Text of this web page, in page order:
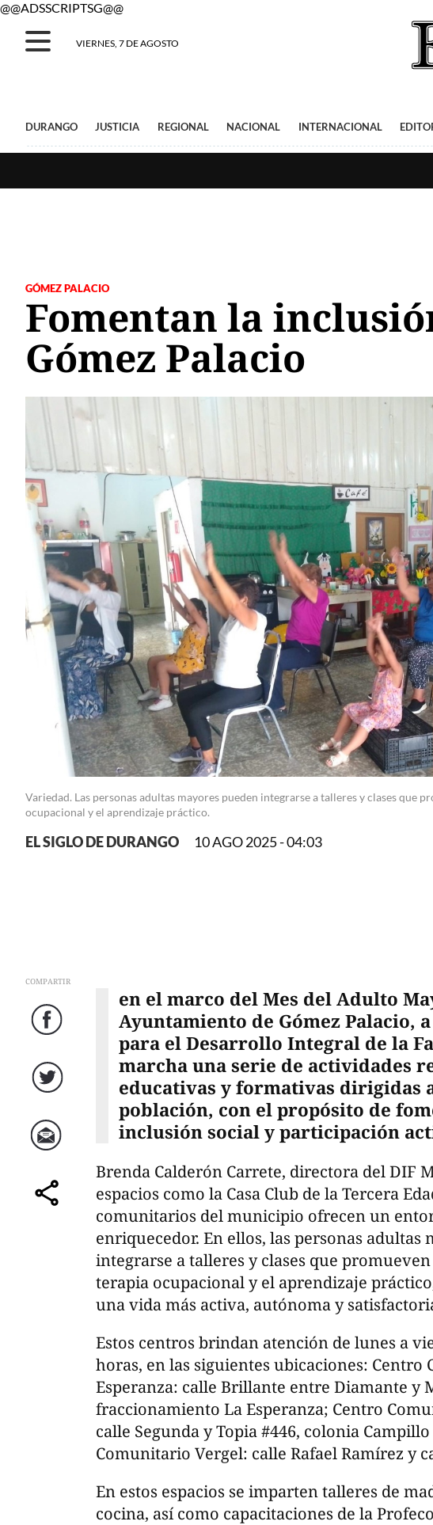
@@ADSSCRIPTSG@@
VIERNES, 7 DE AGOSTO
DURANGO JUSTICIA REGIONAL NACIONAL INTERNACIONAL
GÓMEZ PALACIO
Fomentan la
Gómez Palacio
Variedad. Las personas adultas mayores pueden integrarse a talleres y clases que
ocupacional y el aprendizaje práctico.
EL SIGLO DE DURANGO 10 AGO 2025 - 04:03
COMPARTIR
Facebook
Twitter
Correo
comparte
en el marco del Mes del Adulto
Ayuntamiento de Gómez Palacio,
para el Desarrollo Integral de la
marcha una serie de actividades
educativas y formativas dirigidas
población, con el propósito de
inclusión social y participación
Brenda Calderón Carrete, directora del DIF
espacios como la Casa Club de la Tercera
comunitarios del municipio ofrecen un
enriquecedor. En ellos, las personas adultas
integrarse a talleres y clases que
terapia ocupacional y el aprendizaje
una vida más activa, autónoma y
Estos centros brindan atención de lunes a
horas, en las siguientes ubicaciones: Centro
Esperanza: calle Brillante entre Diamante y
fraccionamiento La Esperanza; Centro
calle Segunda y Topia #446, colonia
Comunitario Vergel: calle Rafael Ramírez y
En estos espacios se imparten talleres de
cocina, así como capacitaciones de la